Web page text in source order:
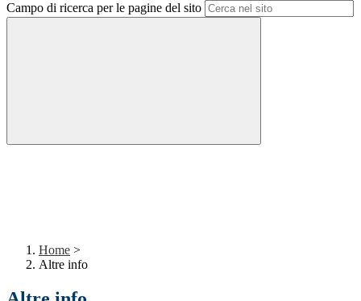
Campo di ricerca per le pagine del sito
Home >
Altre info